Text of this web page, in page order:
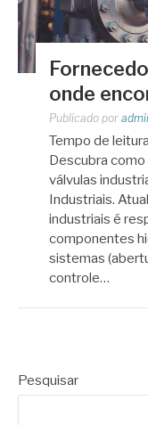
onde
Publicado por
Tempo de
Descubra
válvulas
Industriais.
industriais é
componentes
sistemas
controle…
Pesquisar